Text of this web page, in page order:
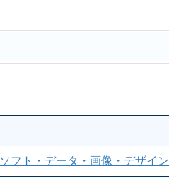
ソフト・データ・画像・デザイン